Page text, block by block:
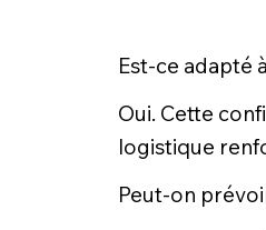
Est-ce adapté
Oui. Cette
logistique
Peut-on